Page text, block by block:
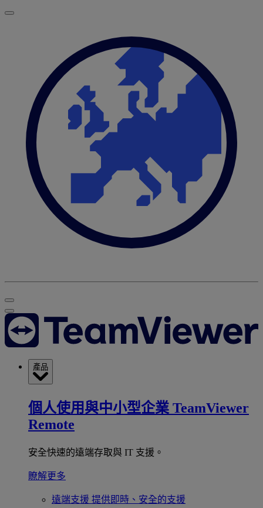
產品
個人使用與中小型企業 TeamViewer
Remote
安全快速的遠端存取與 IT 支援。
瞭解更多
遠端支援 提供即時、安全的支援